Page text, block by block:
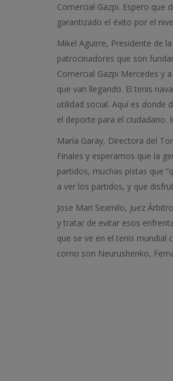
Comercial Gazpi. Espero que
garantizado el éxito por el
Mikel Aguirre, Presidente de
patrocinadores que son
Comercial Gazpi Mercedes y
que van llegando. El tenis
utilidad social. Aquí es donde
el deporte para el ciudadano.
María Garay, Directora del
Finales y esperamos que la
partidos, muchas pistas que
a ver los partidos, y que
Jose Mari Sexmilo, Juez
y tratar de evitar esos
que se ve en el tenis mundial
como son Neurushenko,